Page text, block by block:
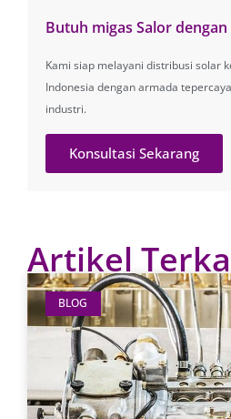
Butuh migas Salor
Kami siap melayani distribusi solar
Indonesia dengan armada
industri.
Konsultasi Sekarang
Artikel
BLOG